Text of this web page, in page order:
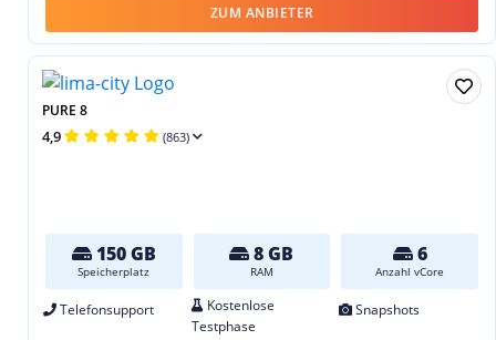
ZUM ANBIETER
PURE 8
4,9 (863)
150 GB
Speicherplatz
8 GB
RAM
6
Anzahl vCore
Telefonsupport
Kostenlose
Testphase
Snapshots